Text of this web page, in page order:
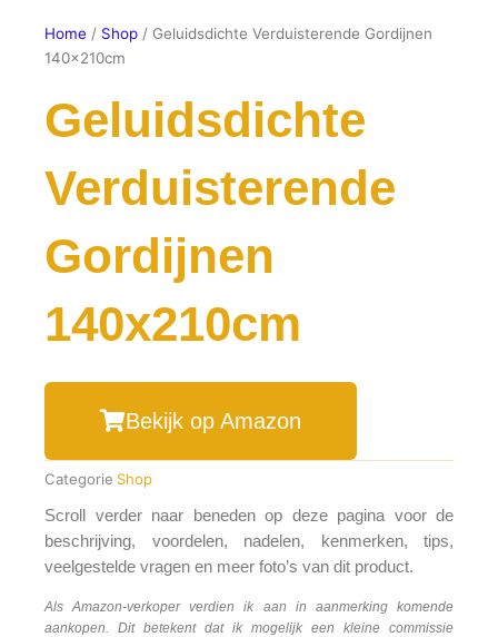
Home / Shop / Geluidsdichte Verduisterende Gordijnen
140x210cm
Geluidsdichte
Verduisterende
Gordijnen
140x210cm
Bekijk op Amazon
Categorie Shop
Scroll verder naar beneden op deze pagina voor de
beschrijving, voordelen, nadelen, kenmerken, tips,
veelgestelde vragen en meer foto’s van dit product.
Als Amazon-verkoper verdien ik aan in aanmerking komende
aankopen. Dit betekent dat ik mogelijk een kleine commissie